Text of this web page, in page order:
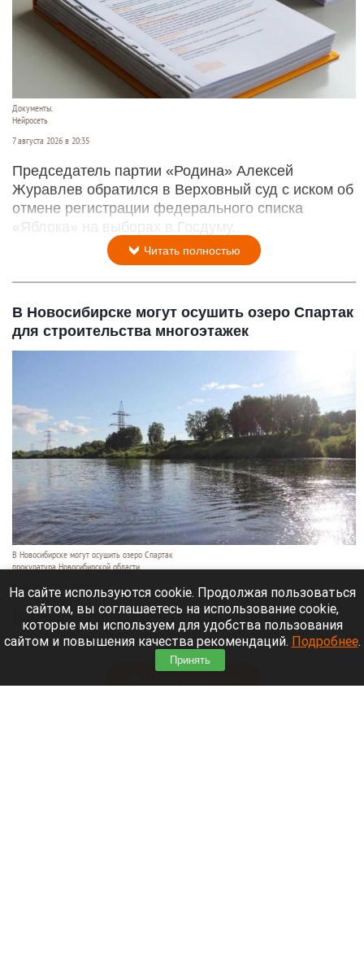
Документы.
Нейросеть
7 августа 2026 в 20:35
Председатель партии «Родина» Алексей
Журавлев обратился в Верховный суд с иском об
отмене регистрации федерального списка
«Яблока» на выборах в Госдуму.
Читать полностью
В Новосибирске могут осушить озеро Спартак
для строительства многоэтажек
В Новосибирске могут осушить озеро Спартак
прокуратура Новосибирской области
7 августа 2026 в 20:15
Жители микрорайонов Родники и Снегири
обеспокоены планами возможной ликвидации
На сайте используются cookie. Продолжая пользоваться
сайтом, вы соглашаетесь на использование cookie,
которые мы используем для удобства пользования
сайтом и повышения качества рекомендаций. Подробнее.
Принять